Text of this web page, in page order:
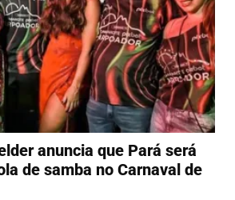
anuncia que Pará será
de samba no Carnaval de